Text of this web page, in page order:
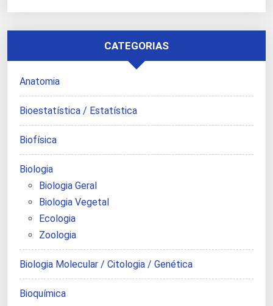
CATEGORIAS
Anatomia
Bioestatística / Estatística
Biofísica
Biologia
Biologia Geral
Biologia Vegetal
Ecologia
Zoologia
Biologia Molecular / Citologia / Genética
Bioquímica